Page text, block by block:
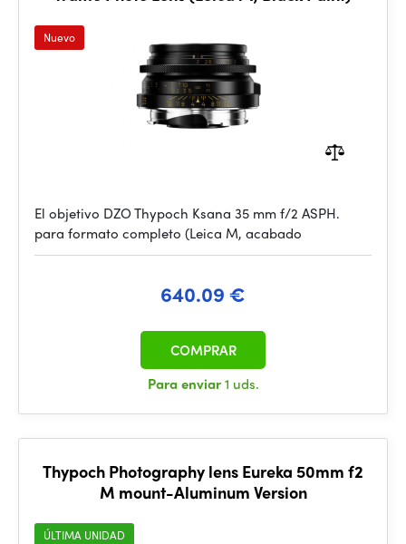
Nuevo
El objetivo DZO Thypoch Ksana 35 mm f/2 ASPH.
para formato completo (Leica M, acabado
640.09 €
Para enviar1 uds.
COMPRAR
Thypoch Photography lens Eureka 50mm f2
M mount-Aluminum Version
ÚLTIMA UNIDAD